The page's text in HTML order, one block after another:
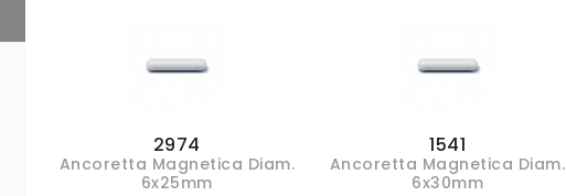
2974
Ancoretta Magnetica Diam.
6x25mm
1541
Ancoretta Magnetica Diam.
6x30mm